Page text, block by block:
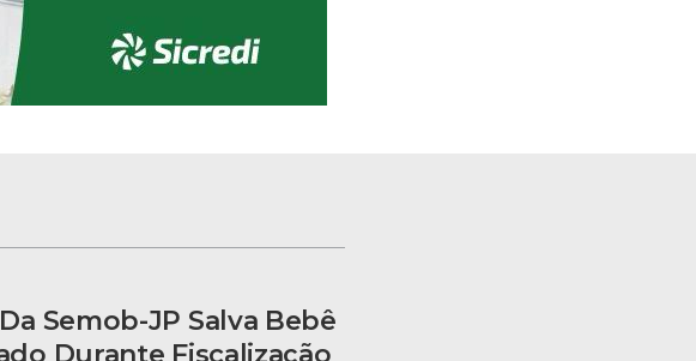
Semob-JP Salva Bebê